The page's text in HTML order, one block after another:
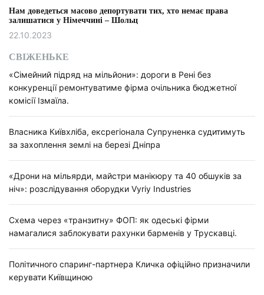
а
п
и
с
а
м
и
Нам доведеться масово депортувати тих, хто немає права
залишатися у Німеччині – Шольц
22.10.2023
СВІЖЕНЬКЕ
«Сімейний підряд на мільйони»: дороги в Рені без
конкуренції ремонтуватиме фірма очільника бюджетної
комісії Ізмаїла.
Власника Київхліба, ексрегіонала Супруненка судитимуть
за захоплення землі на березі Дніпра
«Дрони на мільярди, майстри манікюру та 40 обшуків за
ніч»: розслідування оборудки Vyriy Industries
Схема через «транзитну» ФОП: як одеські фірми
намагалися заблокувати рахунки барменів у Трускавці.
Політичного спаринг-партнера Кличка офіційно призначили
керувати Київщиною